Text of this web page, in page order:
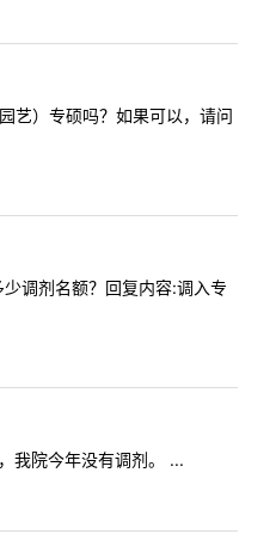
艺）专硕吗？如果可以，请问
调剂名额？回复内容:调入专
我院今年没有调剂。 ...